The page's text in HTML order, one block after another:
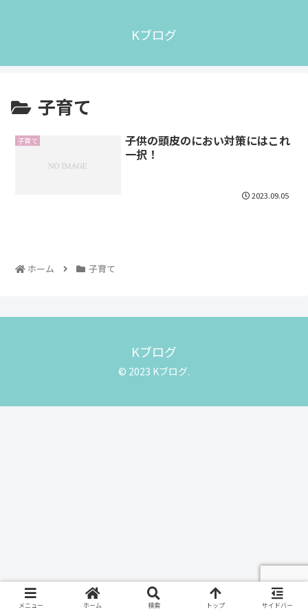
Kブログ
子育て
子育て
子供の頭皮のにおい対策にはこれ
一択！
2023.09.05
ホーム 子育て
Kブログ
© 2023 Kブログ.
メニュー ホーム 検索 トップ サイドバー